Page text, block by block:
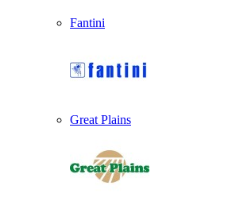
Fantini
Great Plains